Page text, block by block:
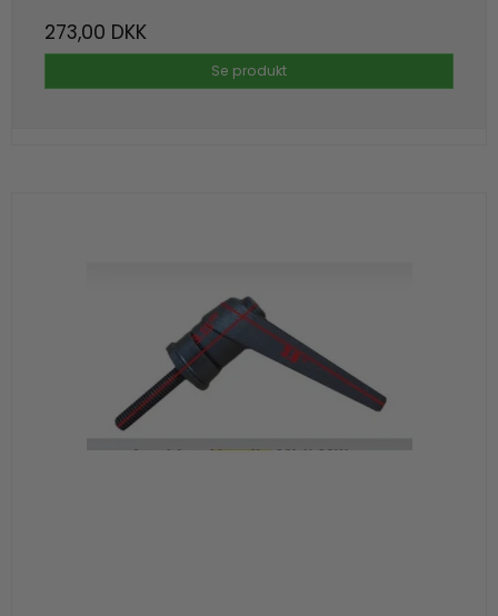
273,00 DKK
Se produkt